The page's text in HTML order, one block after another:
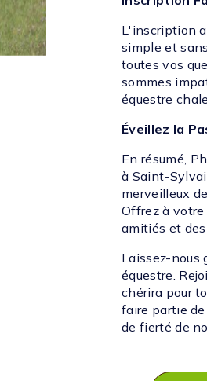
L'inscription
simple et
toutes vos
sommes
équestre
Éveillez la
En résumé,
à Saint-
merveilleux
Offrez à
amitiés et
Laissez-nous
équestre.
chérira pour
faire partie
de fierté de